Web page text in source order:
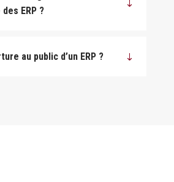
ERP ?
au public d’un ERP ?